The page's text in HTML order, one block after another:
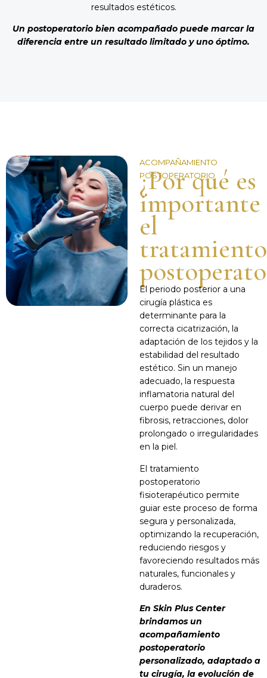
resultados estéticos.
Un postoperatorio bien acompañado puede marcar la
diferencia entre un resultado limitado y uno óptimo.
ACOMPAÑAMIENTO
POSTOPERATORIO
¿Por qué es
importante
el
tratamiento
El periodo posterior a una
cirugía plástica es
determinante para la
correcta cicatrización, la
adaptación de los tejidos y la
estabilidad del resultado
estético. Sin un manejo
adecuado, la respuesta
inflamatoria natural del
cuerpo puede derivar en
fibrosis, retracciones, dolor
prolongado o irregularidades
en la piel.
El tratamiento
postoperatorio
fisioterapéutico permite
guiar este proceso de forma
segura y personalizada,
optimizando la recuperación,
reduciendo riesgos y
favoreciendo resultados más
naturales, funcionales y
duraderos.
En Skin Plus Center
brindamos un
acompañamiento
postoperatorio
personalizado, adaptado a
tu cirugía, la evolución de